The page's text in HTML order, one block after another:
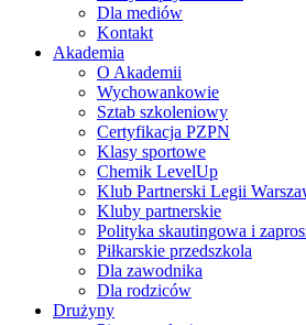
Dla mediów
Kontakt
Akademia
O Akademii
Wychowankowie
Sztab szkoleniowy
Certyfikacja PZPN
Klasy sportowe
Chemik LevelUp
Klub Partnerski Legii
Kluby partnerskie
Polityka skautingowa i
Piłkarskie przedszkola
Dla zawodnika
Dla rodziców
Drużyny